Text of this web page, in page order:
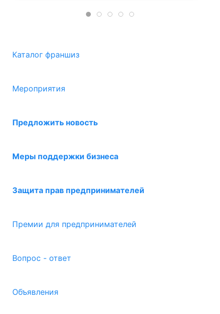
Каталог франшиз
Мероприятия
Предложить новость
Меры поддержки бизнеса
Защита прав предпринимателей
Премии для предпринимателей
Вопрос - ответ
Объявления